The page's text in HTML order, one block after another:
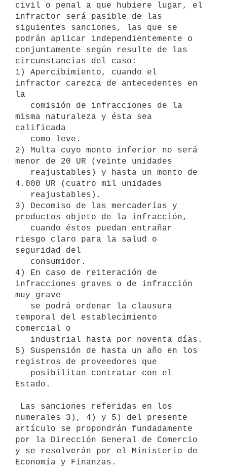
civil o penal a que hubiere lugar, el
infractor será pasible de las
siguientes sanciones, las que se
podrán aplicar independientemente o
conjuntamente según resulte de las
circunstancias del caso:
1) Apercibimiento, cuando el
infractor carezca de antecedentes en
la
misma naturaleza y ésta sea
calificada
2) Multa cuyo monto inferior no será
menor de 20 UR (veinte unidades
4.000 UR (cuatro mil unidades
3) Decomiso de las mercaderías y
productos objeto de la infracción,
riesgo claro para la salud o
seguridad del
4) En caso de reiteración de
infracciones graves o de infracción
muy grave
temporal del establecimiento
comercial o
5) Suspensión de hasta un año en los
registros de proveedores que
Estado.
numerales 3), 4) y 5) del presente
artículo se propondrán fundadamente
por la Dirección General de Comercio
y se resolverán por el Ministerio de
Economía y Finanzas.